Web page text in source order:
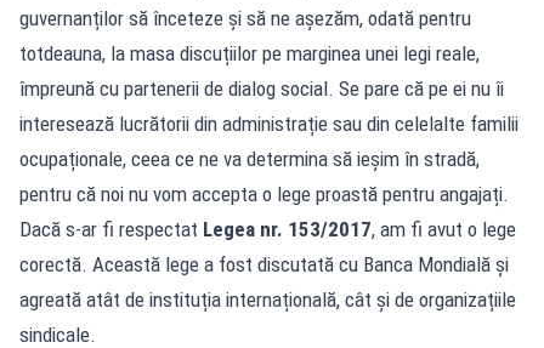
guvernanților să înceteze și să ne așezăm, odată pentru
totdeauna, la masa discuțiilor pe marginea unei legi reale,
împreună cu partenerii de dialog social. Se pare că pe ei nu îi
interesează lucrătorii din administrație sau din celelalte familii
ocupaționale, ceea ce ne va determina să ieșim în stradă,
pentru că noi nu vom accepta o lege proastă pentru angajați.
Dacă s-ar fi respectat Legea nr. 153/2017, am fi avut o lege
corectă. Această lege a fost discutată cu Banca Mondială și
agreată atât de instituția internațională, cât și de organizațiile
sindicale.